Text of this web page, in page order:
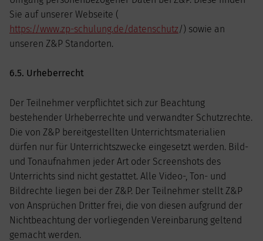
Sie auf unserer Webseite (
https://www.zp-schulung.de/datenschutz/) sowie an
unseren Z&P Standorten.
6.5. Urheberrecht
Der Teilnehmer verpflichtet sich zur Beachtung
bestehender Urheberrechte und verwandter Schutzrechte.
Die von Z&P bereitgestellten Unterrichtsmaterialien
dürfen nur für Unterrichtszwecke eingesetzt werden. Bild-
und Tonaufnahmen jeder Art oder Screenshots des
Unterrichts sind nicht gestattet. Alle Video-, Ton- und
Bildrechte liegen bei der Z&P. Der Teilnehmer stellt Z&P
von Ansprüchen Dritter frei, die von diesen aufgrund der
Nichtbeachtung der vorliegenden Vereinbarung geltend
gemacht werden.